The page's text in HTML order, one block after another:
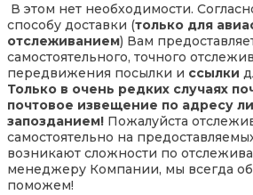
В этом нет необходимости.
способу доставки (только для
отслеживанием) Вам
самостоятельного, точного
передвижения посылки и ссылки
Только в очень редких случаях
почтовое извещение по адресу
запозданием! Пожалуйста
самостоятельно на
возникают сложности по
менеджеру Компании, мы всегда
поможем!